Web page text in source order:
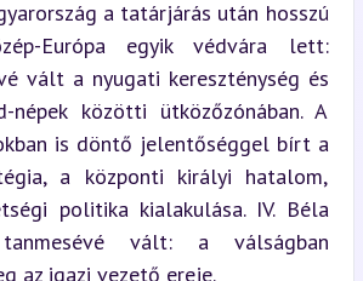
a tatárjárás után hosszú
Európa egyik védvára lett:
vált a nyugati kereszténység és
népek közötti ütközőzónában. A
is döntő jelentőséggel bírt a
a központi királyi hatalom,
politika kialakulása. IV. Béla
vált: a válságban
az igazi vezető ereje.